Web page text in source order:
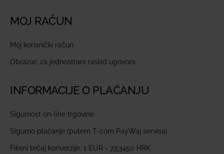
MOJ RAČUN
Moj korisnički račun
Obrazac za jednostrani raskid ugovora
INFORMACIJE O PLAĆANJU
Sigurnost on-line trgovine
Sigurno plaćanje (putem T-com PayWaj servisa)
Fiksni tečaj konverzije: 1 EUR = 7,53450 HRK